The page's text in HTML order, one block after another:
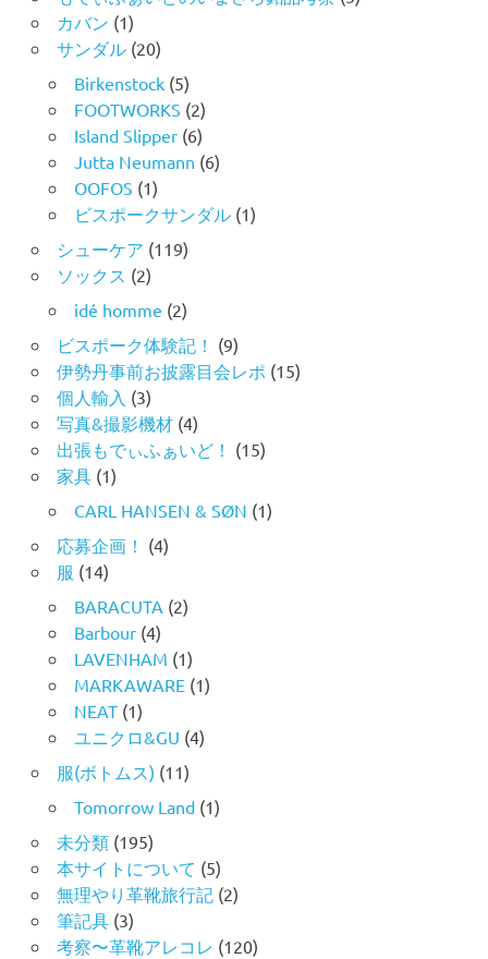
カバン (1)
サンダル(20)
Birkenstock(5)
FOOTWORKS (2)
Island Slipper(6)
Jutta Neumann (6)
OOFOS (1)
ビスポークサンダル(1)
シューケア (119)
ソックス (2)
idé homme (2)
ビスポーク体験記！ (9)
伊勢丹事前お披露目会レポ (15)
個人輸入 (3)
写真&撮影機材(4)
出張もでぃふぁいど！ (15)
家具(1)
CARL HANSEN & SØN (1)
応募企画！ (4)
服 (14)
BARACUTA (2)
Barbour(4)
LAVENHAM (1)
MARKAWARE(1)
NEAT(1)
ユニクロ&GU (4)
服(ボトムス) (11)
Tomorrow Land(1)
未分類(195)
本サイトについて (5)
無理やり革靴旅行記 (2)
筆記具(3)
考察〜革靴アレコレ (120)